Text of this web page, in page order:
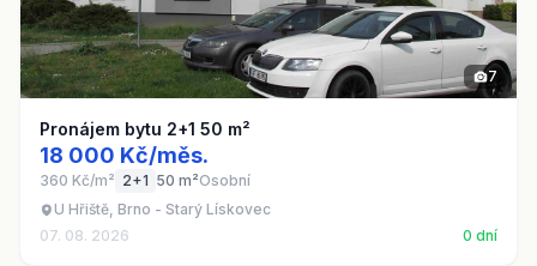
7
Pronájem bytu 2+1 50 m²
18 000 Kč/měs.
360 Kč/m² 2+1 50 m²Osobní
U Hřiště, Brno - Starý Lískovec
07. 08. 2026
0 dní